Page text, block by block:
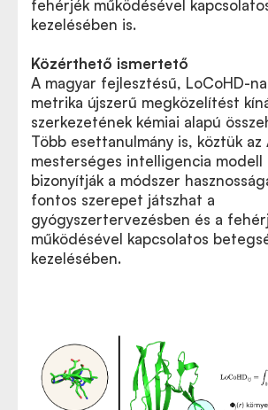
fehérjék működésével
kezelésében is.
Közérthető ismertető
A magyar fejlesztésű, LoCoHD-
metrika újszerű megközelítést
szerkezetének kémiai alapú
Több esettanulmány is, köztük az
mesterséges intelligencia modell
bizonyítják a módszer
fontos szerepet játszhat a
gyógyszertervezésben és a
működésével kapcsolatos
kezelésében.